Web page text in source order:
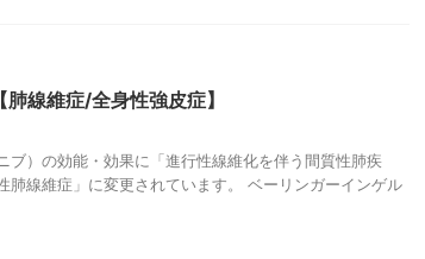
線維症/全身性強皮症】
）の効能・効果に「進行性線維化を伴う間質性肺疾
肺線維症」に変更されています。 ベーリンガーインゲル